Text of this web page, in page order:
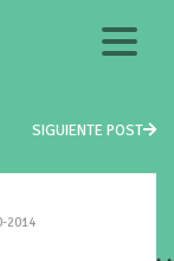
SIGUIENTE POST
2014